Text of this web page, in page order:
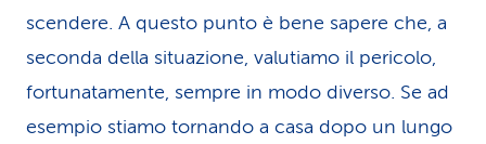
scendere. A questo punto è bene sapere che, a
seconda della situazione, valutiamo il pericolo,
fortunatamente, sempre in modo diverso. Se ad
esempio stiamo tornando a casa dopo un lungo